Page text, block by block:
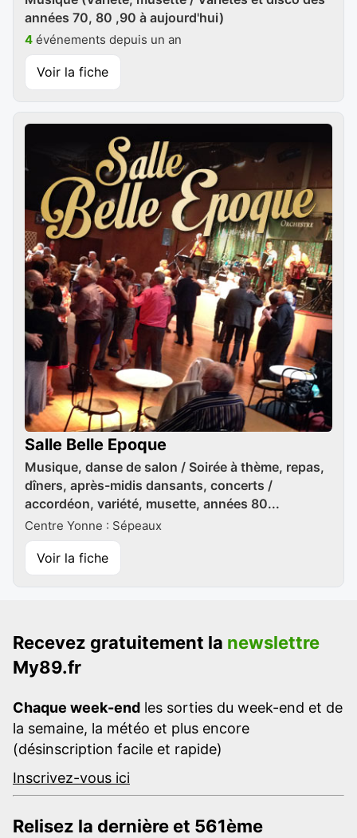
années 70, 80 ,90 à aujourd'hui)
4 événements depuis un an
Voir la fiche
Salle Belle Epoque
Musique, danse de salon / Soirée à thème, repas,
dîners, après-midis dansants, concerts /
accordéon, variété, musette, années 80...
Centre Yonne : Sépeaux
Voir la fiche
Recevez gratuitement la newslettre
My89.fr
Chaque week-end les sorties du week-end et de
la semaine, la météo et plus encore
(désinscription facile et rapide)
Inscrivez-vous ici
Relisez la dernière et 561ème